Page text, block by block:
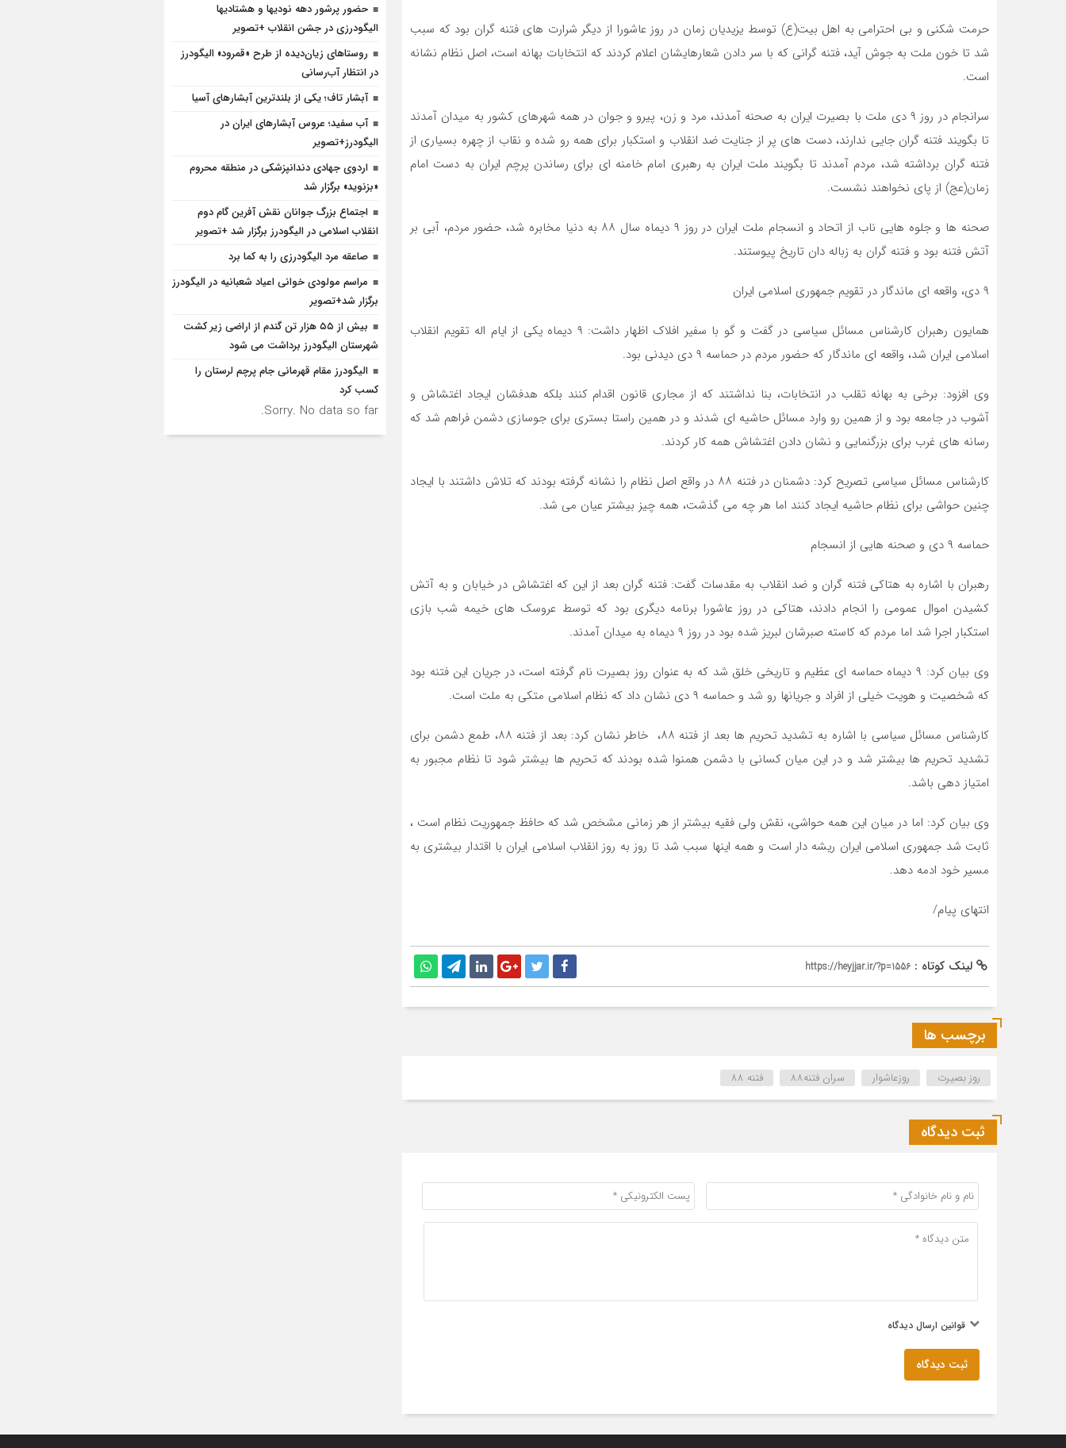
حرمت شکنی و بی احترامی به اهل بیت(ع) توسط یزیدیان زمان در روز عاشورا از دیگر شرارت های فتنه گران بود که سبب
شد تا خون ملت به جوش آید، فتنه گرانی که با سر دادن شعارهایشان اعلام کردند که انتخابات بهانه است، اصل نظام نشانه
است.
سرانجام در روز ۹ دی ملت با بصیرت ایران به صحنه آمدند، مرد و زن، پیرو و جوان در همه شهرهای کشور به میدان آمدند
تا بگویند فتنه گران جایی ندارند، دست های پر از جنایت ضد انقلاب و استکبار برای همه رو شده و نقاب از چهره بسیاری از
فتنه گران برداشته شد، مردم آمدند تا بگویند ملت ایران به رهبری امام خامنه ای برای رساندن پرچم ایران به دست امام
زمان(عج) از پای نخواهند نشست.
صحنه ها و جلوه هایی ناب از اتحاد و انسجام ملت ایران در روز ۹ دیماه سال ۸۸ به دنیا مخابره شد، حضور مردم، آبی بر
آتش فتنه بود و فتنه گران به زباله دان تاریخ پیوستند.
۹ دی، واقعه ای ماندگار در تقویم جمهوری اسلامی ایران
همایون رهبران کارشناس مسائل سیاسی در گفت و گو با سفیر افلاک اظهار داشت: ۹ دیماه یکی از ایام اله تقویم انقلاب
اسلامی ایران شد، واقعه ای ماندگار که حضور مردم در حماسه ۹ دی دیدنی بود.
وی افزود: برخی به بهانه تقلب در انتخابات، بنا نداشتند که از مجاری قانون اقدام کنند بلکه هدفشان ایجاد اغتشاش و
آشوب در جامعه بود و از همین رو وارد مسائل حاشیه ای شدند و در همین راستا بستری برای جوسازی دشمن فراهم شد که
رسانه های غرب برای بزرگنمایی و نشان دادن اغتشاش همه کار کردند.
کارشناس مسائل سیاسی تصریح کرد: دشمنان در فتنه ۸۸ در واقع اصل نظام را نشانه گرفته بودند که تلاش داشتند با ایجاد
چنین حواشی برای نظام حاشیه ایجاد کنند اما هر چه می گذشت، همه چیز بیشتر عیان می شد.
حماسه ۹ دی و صحنه هایی از انسجام
رهبران با اشاره به هتاکی فتنه گران و ضد انقلاب به مقدسات گفت: فتنه گران بعد از این که اغتشاش در خیابان و به آتش
کشیدن اموال عمومی را انجام دادند، هتاکی در روز عاشورا برنامه دیگری بود که توسط عروسک های خیمه شب بازی
استکبار اجرا شد اما مردم که کاسته صبرشان لبریز شده بود در روز ۹ دیماه به میدان آمدند.
وی بیان کرد: ۹ دیماه حماسه ای عظیم و تاریخی خلق شد که به عنوان روز بصیرت نام گرفته است، در جریان این فتنه بود
که شخصیت و هویت خیلی از افراد و جریانها رو شد و حماسه ۹ دی نشان داد که نظام اسلامی متکی به ملت است.
کارشناس مسائل سیاسی با اشاره به تشدید تحریم ها بعد از فتنه ۸۸، خاطر نشان کرد: بعد از فتنه ۸۸، طمع دشمن برای
تشدید تحریم ها بیشتر شد و در این میان کسانی با دشمن همنوا شده بودند که تحریم ها بیشتر شود تا نظام مجبور به
امتیاز دهی باشد.
وی بیان کرد: اما در میان این همه حواشی، نقش ولی فقیه بیشتر از هر زمانی مشخص شد که حافظ جمهوریت نظام است ،
ثابت شد جمهوری اسلامی ایران ریشه دار است و همه اینها سبب شد تا روز به روز انقلاب اسلامی ایران با اقتدار بیشتری به
مسیر خود ادمه دهد.
انتهای پیام/
لینک کوتاه : https://heyjjar.ir/?p=1556
برچسب ها
روز بصیرت روزعاشوار سران فتنه88 فتنه 88
ثبت دیدگاه
قوانین ارسال دیدگاه
ثبت دیدگاه
حضور پرشور دهه نودیها و هشتادیها
الیگودرزی در جشن انقلاب +تصویر
روستاهای زیان‌دیده از طرح «قمرود» الیگودرز
در انتظار آب‌رسانی
آبشار تاف؛ یکی از بلندترین آبشارهای آسیا
آب سفید؛ عروس آبشارهای ایران در
الیگودرز+تصویر
اردوی جهادی دندانپزشکی در منطقه محروم
«بزنوید» برگزار شد
اجتماع بزرگ جوانان نقش آفرین گام دوم
انقلاب اسلامی در الیگودرز برگزار شد +تصویر
صاعقه مرد الیگودرزی را به کما برد
مراسم مولودی خوانی اعیاد شعبانیه در الیگودرز
برگزار شد+تصویر
بیش از ۵۵ هزار تن گندم از اراضی زیر کشت
شهرستان الیگودرز برداشت می شود
الیگودرز مقام قهرمانی جام پرچم لرستان را
کسب کرد
Sorry. No data so far.